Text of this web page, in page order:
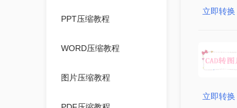
PPT压缩教程
WORD压缩教程
图片压缩教程
立即转换
立即转换